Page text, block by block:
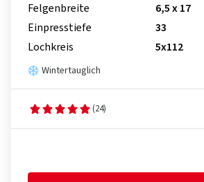
Felgenbreite
6,5 x 17
Einpresstiefe
33
Lochkreis
5x112
Wintertauglich
(24)